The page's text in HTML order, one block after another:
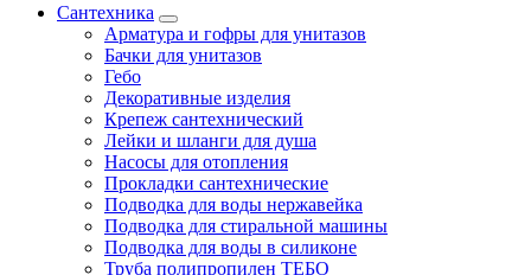
Сантехника
Арматура и гофры для унитазов
Бачки для унитазов
Гебо
Декоративные изделия
Крепеж сантехнический
Лейки и шланги для душа
Насосы для отопления
Прокладки сантехнические
Подводка для воды нержавейка
Подводка для стиральной машины
Подводка для воды в силиконе
Труба полипропилен ТЕБО